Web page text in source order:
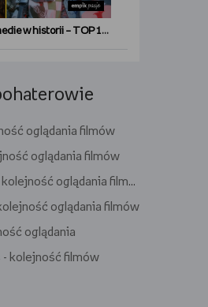
Najśmieszniejsze komedie w historii – TOP 10 filmów, które bawią do łez
oglądania filmów
oglądania filmów
James Bond - kolejność oglądania filmów
oglądania filmów
oglądania
- kolejność filmów